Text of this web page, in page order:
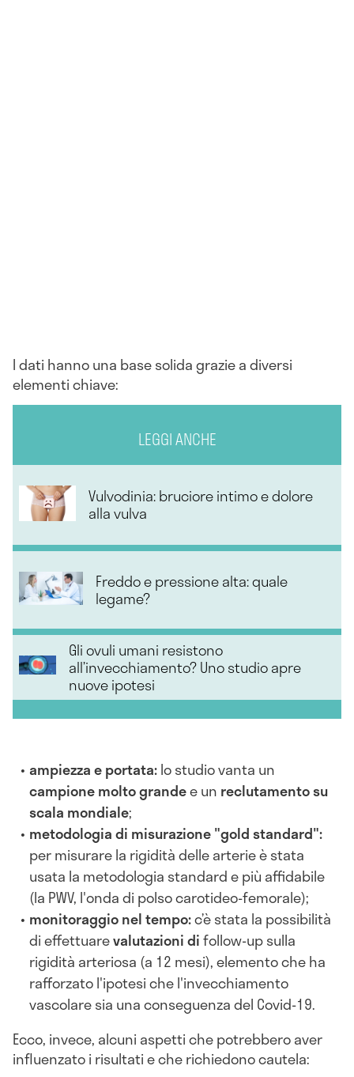
I dati hanno una base solida grazie a diversi
elementi chiave:
LEGGI ANCHE
Vulvodinia: bruciore intimo e dolore
alla vulva
Freddo e pressione alta: quale
legame?
Gli ovuli umani resistono
all’invecchiamento? Uno studio apre
nuove ipotesi
ampiezza e portata:lo studio vanta un
campione molto grandee un reclutamento su
scala mondiale;
metodologia di misurazione "gold standard":
per misurare la rigidità delle arterie è stata
usata la metodologia standard e più affidabile
(la PWV, l'onda di polso carotideo-femorale);
monitoraggio nel tempo:c’è stata la possibilità
di effettuarevalutazioni difollow-up sulla
rigidità arteriosa (a 12 mesi), elemento che ha
rafforzato l'ipotesi che l'invecchiamento
vascolare sia una conseguenza del Covid-19.
Ecco, invece, alcuni aspetti che potrebbero aver
influenzato i risultati e che richiedono cautela: